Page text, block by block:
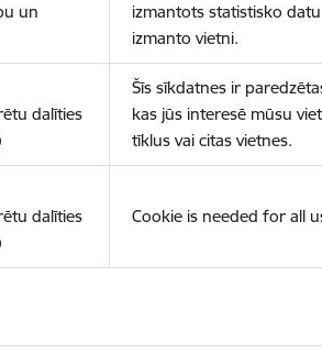
un
izmantots statistisko
izmanto vietni.
dalīties
Šīs sīkdatnes ir
kas jūs interesē mūsu
tīklus vai citas vietnes.
dalīties
Cookie is needed for all